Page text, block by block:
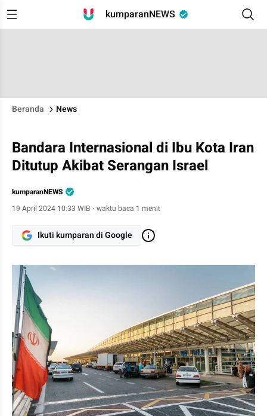
kumparanNEWS
Beranda News
Bandara Internasional di Ibu Kota Iran
Ditutup Akibat Serangan Israel
kumparanNEWS
19 April 2024 10:33 WIB · waktu baca 1 menit
Ikuti kumparan di Google